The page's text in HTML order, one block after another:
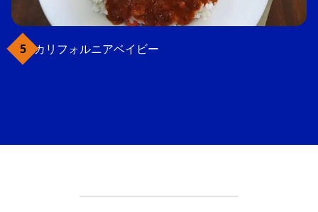
カリフォルニアベイビー